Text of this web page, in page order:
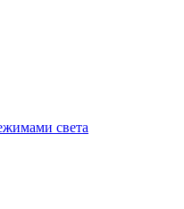
света